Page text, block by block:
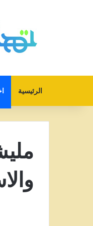
الرئيسية